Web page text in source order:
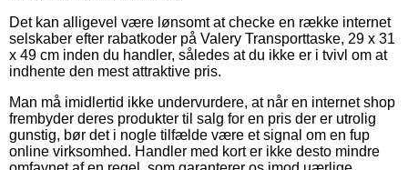
Det kan alligevel være lønsomt at checke en række internet
selskaber efter rabatkoder på Valery Transporttaske, 29 x 31
x 49 cm inden du handler, således at du ikke er i tvivl om at
indhente den mest attraktive pris.
Man må imidlertid ikke undervurdere, at når en internet shop
frembyder deres produkter til salg for en pris der er utrolig
gunstig, bør det i nogle tilfælde være et signal om en fup
online virksomhed. Handler med kort er ikke desto mindre